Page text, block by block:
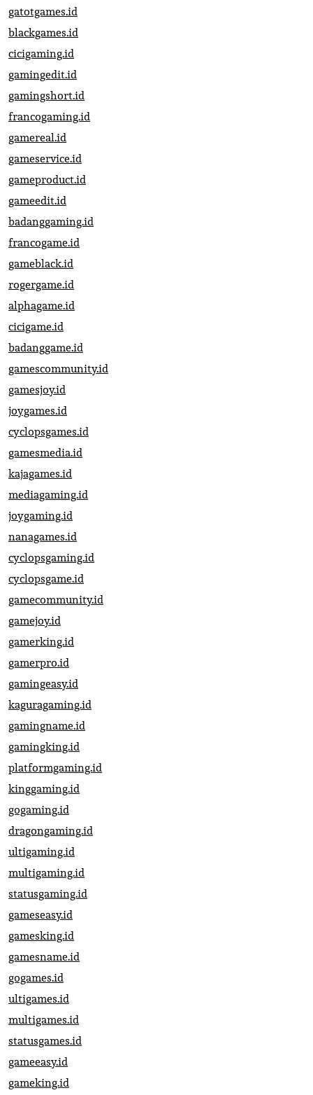
gatotgames.id
blackgames.id
cicigaming.id
gamingedit.id
gamingshort.id
francogaming.id
gamereal.id
gameservice.id
gameproduct.id
gameedit.id
badanggaming.id
francogame.id
gameblack.id
rogergame.id
alphagame.id
cicigame.id
badanggame.id
gamescommunity.id
gamesjoy.id
joygames.id
cyclopsgames.id
gamesmedia.id
kajagames.id
mediagaming.id
joygaming.id
nanagames.id
cyclopsgaming.id
cyclopsgame.id
gamecommunity.id
gamejoy.id
gamerking.id
gamerpro.id
gamingeasy.id
kaguragaming.id
gamingname.id
gamingking.id
platformgaming.id
kinggaming.id
gogaming.id
dragongaming.id
ultigaming.id
multigaming.id
statusgaming.id
gameseasy.id
gamesking.id
gamesname.id
gogames.id
ultigames.id
multigames.id
statusgames.id
gameeasy.id
gameking.id